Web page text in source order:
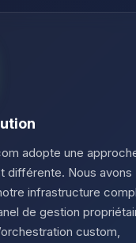
adopte une
différente. Nous avons
infrastructure
de gestion
custom,